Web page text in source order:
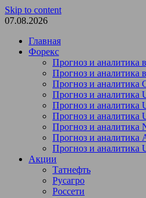
Skip to content
07.08.2026
Главная
Форекс
Прогноз и аналитика
Прогноз и
Прогноз и аналитика
Прогноз и аналитика
Прогноз и аналитика
Прогноз и аналитика
Прогноз и аналитика
Прогноз и аналитика
Прогноз и аналитика
Акции
Татнефть
Русагро
Россети